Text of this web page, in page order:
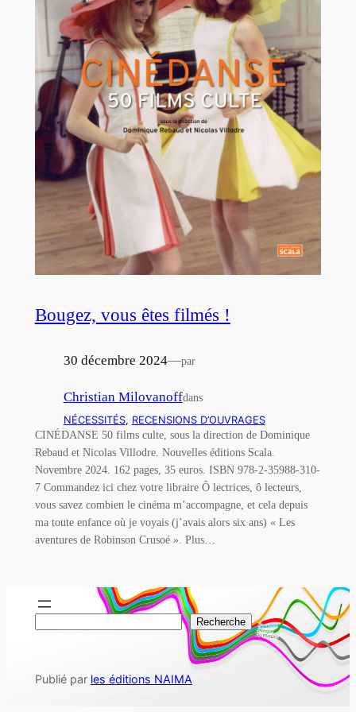
Bougez, vous êtes filmés !
30 décembre 2024—par
Christian Milovanoffdans
NÉCESSITÉS, RECENSIONS D’OUVRAGES
CINÉDANSE 50 films culte, sous la direction de Dominique
Rebaud et Nicolas Villodre. Nouvelles éditions Scala.
Novembre 2024. 162 pages, 35 euros. ISBN 978-2-35988-310-
7 Commandez ici chez votre libraire Ô lectrices, ô lecteurs,
vous savez combien le cinéma m’accompagne, et cela depuis
ma toute enfance où je voyais (j’avais alors six ans) « Les
aventures de Robinson Crusoé ». Plus…
h
Recherche
Publié par les éditions NAIMA